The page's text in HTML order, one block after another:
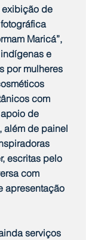
exibição de
Maricá”,
e
por mulheres
com
de
além de painel
escritas pelo
com
apresentação
serviços